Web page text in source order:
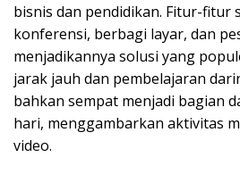
bisnis dan pendidikan. Fitur-fitur
konferensi, berbagi layar, dan
menjadikannya solusi yang
jarak jauh dan pembelajaran
bahkan sempat menjadi bagian
hari, menggambarkan aktivitas
video.